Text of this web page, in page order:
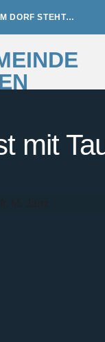
DORF STEHT…
mit